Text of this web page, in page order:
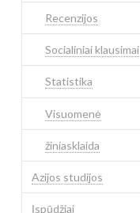
Recenzijos
Socialiniai klausimai
Statistika
Visuomenė
žiniasklaida
Azijos studijos
Įspūdžiai